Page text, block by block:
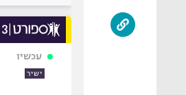
עכשיו
ישיר